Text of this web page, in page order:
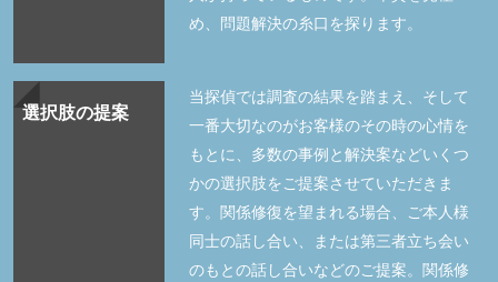
め、問題解決の糸口を探ります。
選択肢の提案
当探偵では調査の結果を踏まえ、そして
一番大切なのがお客様のその時の心情を
もとに、多数の事例と解決案などいくつ
かの選択肢をご提案させていただきま
す。関係修復を望まれる場合、ご本人様
同士の話し合い、または第三者立ち会い
のもとの話し合いなどのご提案。関係修